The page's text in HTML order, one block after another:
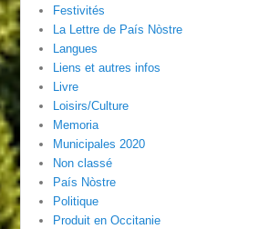
Festivités
La Lettre de País Nòstre
Langues
Liens et autres infos
Livre
Loisirs/Culture
Memoria
Municipales 2020
Non classé
País Nòstre
Politique
Produit en Occitanie